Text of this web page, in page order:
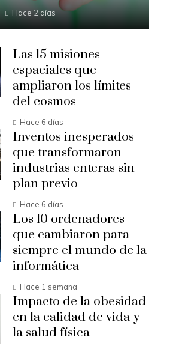
Hace 2 días
Las 15 misiones
espaciales que
ampliaron los límites
del cosmos
Hace 6 días
Inventos inesperados
que transformaron
industrias enteras sin
plan previo
Hace 6 días
Los 10 ordenadores
que cambiaron para
siempre el mundo de la
informática
Hace 1 semana
Impacto de la obesidad
en la calidad de vida y
la salud física